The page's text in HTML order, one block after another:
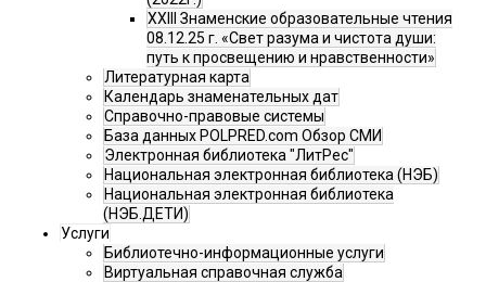
XXIII Знаменские образовательные чтения
08.12.25 г. «Свет разума и чистота души:
путь к просвещению и нравственности»
Литературная карта
Календарь знаменательных дат
Справочно-правовые системы
База данных POLPRED.com Обзор СМИ
Электронная библиотека "ЛитРес"
Национальная электронная библиотека (НЭБ)
Национальная электронная библиотека
(НЭБ.ДЕТИ)
Услуги
Библиотечно-информационные услуги
Виртуальная справочная служба